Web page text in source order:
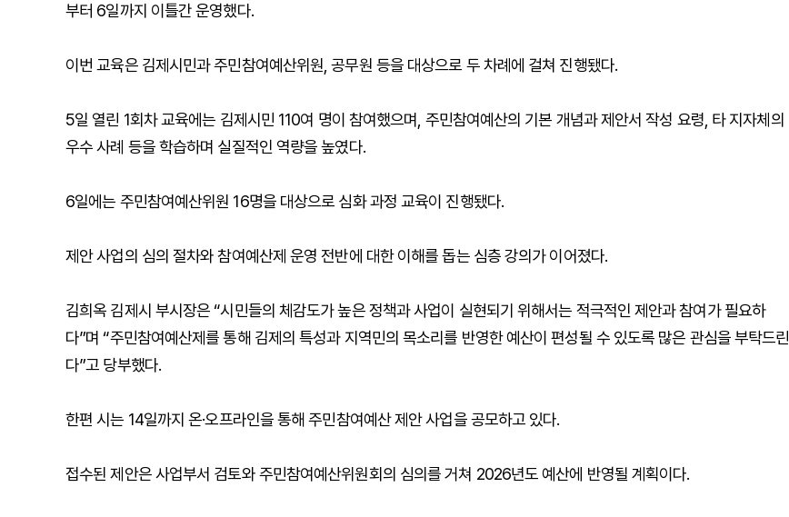
부터 6일까지 이틀간 운영했다.
이번 교육은 김제시민과 주민참여예산위원, 공무원 등을 대상으로 두 차례에 걸쳐 진행됐다.
5일 열린 1회차 교육에는 김제시민 110여 명이 참여했으며, 주민참여예산의 기본 개념과 제안서 작성 요령, 타 지자체의
우수 사례 등을 학습하며 실질적인 역량을 높였다.
6일에는 주민참여예산위원 16명을 대상으로 심화 과정 교육이 진행됐다.
제안 사업의 심의 절차와 참여예산제 운영 전반에 대한 이해를 돕는 심층 강의가 이어졌다.
김희옥 김제시 부시장은 “시민들의 체감도가 높은 정책과 사업이 실현되기 위해서는 적극적인 제안과 참여가 필요하
다”며 “주민참여예산제를 통해 김제의 특성과 지역민의 목소리를 반영한 예산이 편성될 수 있도록 많은 관심을 부탁드린
다”고 당부했다.
한편 시는 14일까지 온·오프라인을 통해 주민참여예산 제안 사업을 공모하고 있다.
접수된 제안은 사업부서 검토와 주민참여예산위원회의 심의를 거쳐 2026년도 예산에 반영될 계획이다.